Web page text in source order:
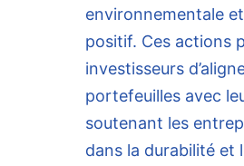
environnementale
positif. Ces actions
investisseurs
portefeuilles avec
soutenant les
dans la durabilité et